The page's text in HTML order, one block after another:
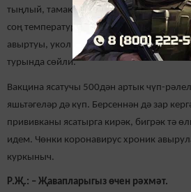
тыңлый, тамакны карый. Һәм, билгеле
соң температураның бераз күтәрелүе,
авыртуы, укол урынында авырту, бераз
турында сөйли.
Вакцина ясатучы 500дән артык чүп-
яшьтәгеләр дә күп. Берсеннән дә зар
прививканы ясатырга кирәк, бигрәк тә
идем. Чөнки коронавирус хроник
куркыныч.
Р.Җ.: – Җавапларыгыз өчен рәхмәт.